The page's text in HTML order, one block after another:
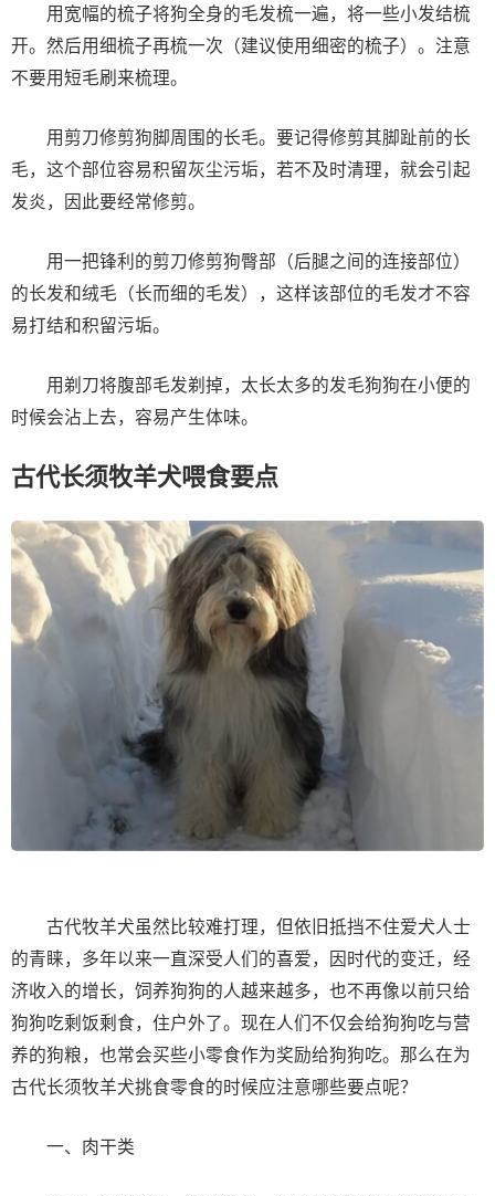
用宽幅的梳子将狗全身的毛发梳一遍，将一些小发结梳
开。然后用细梳子再梳一次（建议使用细密的梳子）。注意
不要用短毛刷来梳理。
用剪刀修剪狗脚周围的长毛。要记得修剪其脚趾前的长
毛，这个部位容易积留灰尘污垢，若不及时清理，就会引起
发炎，因此要经常修剪。
用一把锋利的剪刀修剪狗臀部（后腿之间的连接部位）
的长发和绒毛（长而细的毛发），这样该部位的毛发才不容
易打结和积留污垢。
用剃刀将腹部毛发剃掉，太长太多的发毛狗狗在小便的
时候会沾上去，容易产生体味。
古代长须牧羊犬喂食要点
古代牧羊犬虽然比较难打理，但依旧抵挡不住爱犬人士
的青睐，多年以来一直深受人们的喜爱，因时代的变迁，经
济收入的增长，饲养狗狗的人越来越多，也不再像以前只给
狗狗吃剩饭剩食，住户外了。现在人们不仅会给狗狗吃与营
养的狗粮，也常会买些小零食作为奖励给狗狗吃。那么在为
古代长须牧羊犬挑食零食的时候应注意哪些要点呢？
一、肉干类